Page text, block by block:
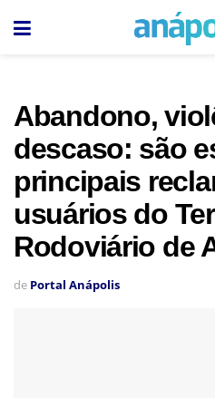
Abandono,
descaso: são
principais
usuários do
Rodoviário de
de Portal Anápolis